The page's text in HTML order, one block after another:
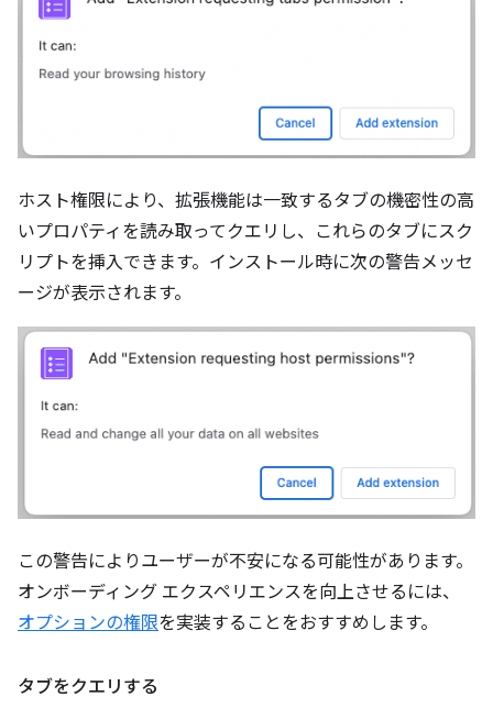
ホスト権限により、拡張機能は一致するタブの機密性の高
いプロパティを読み取ってクエリし、これらのタブにスク
リプトを挿入できます。インストール時に次の警告メッセ
ージが表示されます。
この警告によりユーザーが不安になる可能性があります。
オンボーディング エクスペリエンスを向上させるには、
オプションの権限を実装することをおすすめします。
タブをクエリする